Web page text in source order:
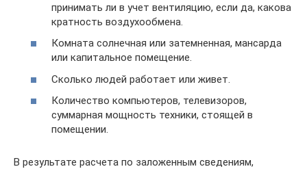
принимать ли в учет вентиляцию, если да, какова
кратность воздухообмена.
Комната солнечная или затемненная, мансарда
или капитальное помещение.
Сколько людей работает или живет.
Количество компьютеров, телевизоров,
суммарная мощность техники, стоящей в
помещении.
В результате расчета по заложенным сведениям,